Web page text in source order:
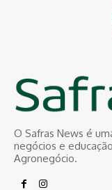
O Safras News é
negócios e
Agronegócio.